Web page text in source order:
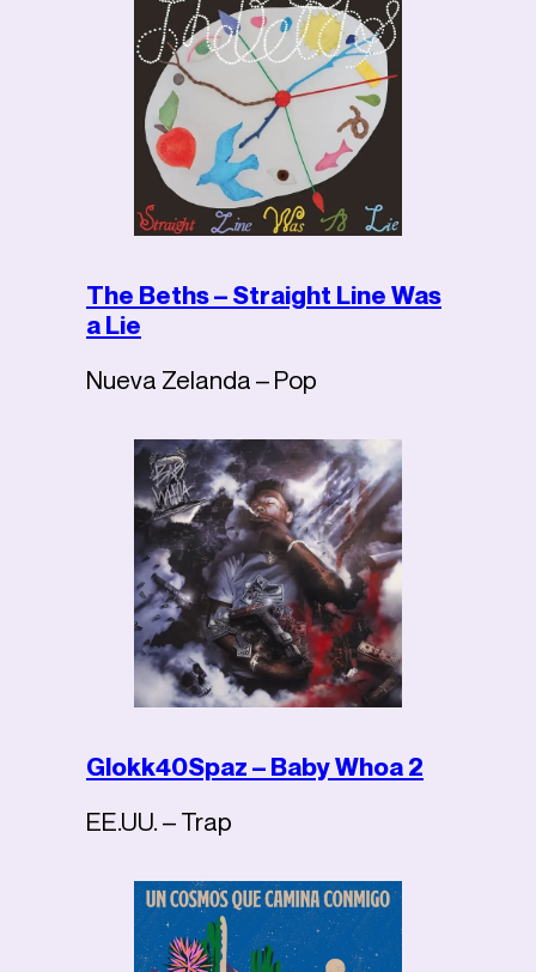
The Beths – Straight Line Was
a Lie
Nueva Zelanda – Pop
Glokk40Spaz – Baby Whoa 2
EE.UU. – Trap